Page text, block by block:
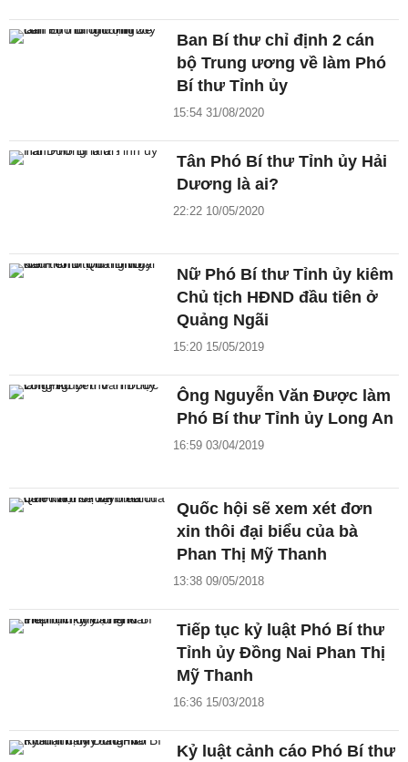
Ban Bí thư chỉ định 2 cán
bộ Trung ương về làm Phó
Bí thư Tỉnh ủy
15:54 31/08/2020
Tân Phó Bí thư Tỉnh ủy Hải
Dương là ai?
22:22 10/05/2020
Nữ Phó Bí thư Tỉnh ủy kiêm
Chủ tịch HĐND đầu tiên ở
Quảng Ngãi
15:20 15/05/2019
Ông Nguyễn Văn Được làm
Phó Bí thư Tỉnh ủy Long An
16:59 03/04/2019
Quốc hội sẽ xem xét đơn
xin thôi đại biểu của bà
Phan Thị Mỹ Thanh
13:38 09/05/2018
Tiếp tục kỷ luật Phó Bí thư
Tỉnh ủy Đồng Nai Phan Thị
Mỹ Thanh
16:36 15/03/2018
Kỷ luật cảnh cáo Phó Bí thư